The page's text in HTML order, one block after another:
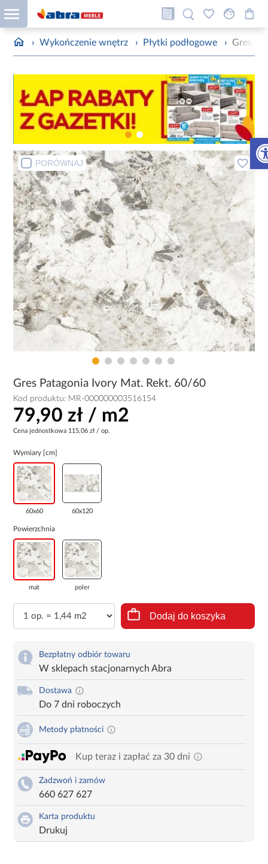
› Wykończenie wnętrz › Płytki podłogowe › Gres
PORÓWNAJ
Gres Patagonia Ivory Mat. Rekt. 60/60
Kod produktu: MR-000000003516154
79,90 zł / m2
Cena jednostkowa 115,06 zł / op.
Wymiary [cm]
60x60 60x120
Powierzchnia
mat poler
Dodaj do koszyka
Bezpłatny odbiór towaru
W sklepach stacjonarnych Abra
Dostawa
Do 7 dni roboczych
Metody płatności
Kup teraz i zapłać za 30 dni
Zadzwoń i zamów
660 627 627
Karta produktu
Drukuj